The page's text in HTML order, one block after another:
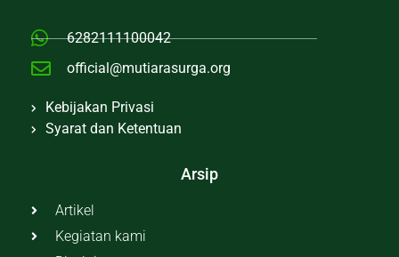
6282111100042
official@mutiarasurga.org
Kebijakan Privasi
Syarat dan Ketentuan
Arsip
Artikel
Kegiatan kami